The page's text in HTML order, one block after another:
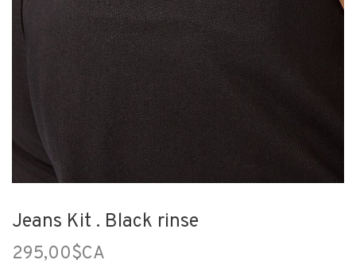
Jeans Kit . Black rinse
295,00$CA